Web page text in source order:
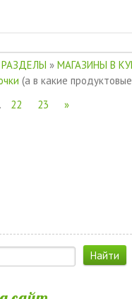
» МАГАЗИНЫ В
(а в какие
22 23 »